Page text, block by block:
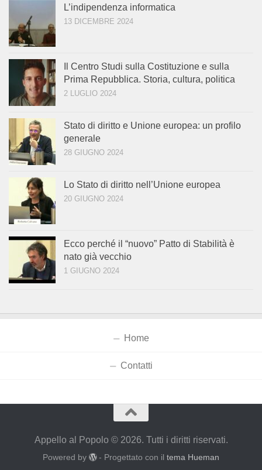
L’indipendenza informatica
13 DICEMBRE 2024
Il Centro Studi sulla Costituzione e sulla
Prima Repubblica. Storia, cultura, politica
2 LUGLIO 2024
Stato di diritto e Unione europea: un profilo
generale
28 GIUGNO 2024
Lo Stato di diritto nell’Unione europea
20 GIUGNO 2024
Ecco perché il “nuovo” Patto di Stabilità è
nato già vecchio
1 GIUGNO 2024
Home
Contatti
Appello al Popolo © 2026. Tutti i diritti riservati.
Powered by - Progettato con iltema Hueman